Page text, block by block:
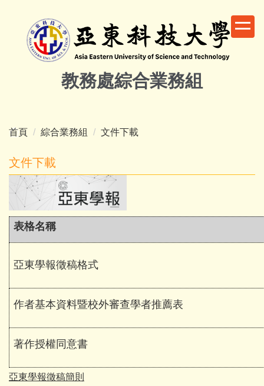
教務處綜合業務組
首頁 綜合業務組 文件下載
文件下載
表格名稱
亞東學報徵稿格式
作者基本資料暨校外審查學者推薦表
著作授權同意書
亞東學報徵稿簡則